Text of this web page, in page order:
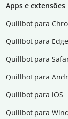
Apps e extensões
Quillbot para
Quillbot para Edge
Quillbot para
Quillbot para
Quillbot para iOS
Quillbot para